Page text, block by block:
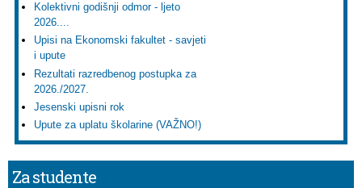
Kolektivni godišnji odmor - ljeto
2026....
Upisi na Ekonomski fakultet - savjeti
i upute
Rezultati razredbenog postupka za
2026./2027.
Jesenski upisni rok
Upute za uplatu školarine (VAŽNO!)
Za studente